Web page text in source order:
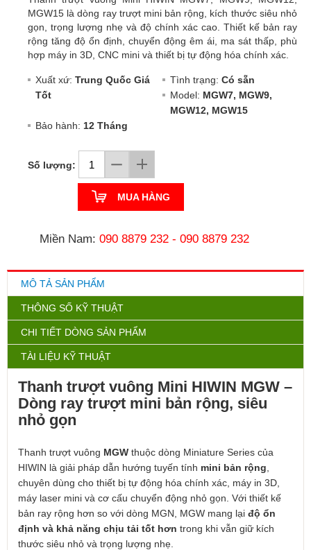
MGW15 là dòng ray trượt mini bản rộng, kích thước siêu nhỏ
gọn, trọng lượng nhẹ và độ chính xác cao. Thiết kế bản ray
rộng tăng độ ổn định, chuyển động êm ái, ma sát thấp, phù
hợp máy in 3D, CNC mini và thiết bị tự động hóa chính xác.
Xuất xứ: Trung Quốc Giá
Tốt
Tình trạng: Có sẵn
Model: MGW7, MGW9,
MGW12, MGW15
Bảo hành: 12 Tháng
Số lượng:
MUA HÀNG
Miền Nam: 090 8879 232 - 090 8879 232
MÔ TẢ SẢN PHẨM
THÔNG SỐ KỸ THUẬT
CHI TIẾT DÒNG SẢN PHẨM
TÀI LIỆU KỸ THUẬT
Thanh trượt vuông Mini HIWIN MGW –
Dòng ray trượt mini bản rộng, siêu
nhỏ gọn
Thanh trượt vuông MGW thuộc dòng Miniature Series của
HIWIN là giải pháp dẫn hướng tuyến tính mini bản rộng
chuyên dùng cho thiết bị tự động hóa chính xác, máy in 3D,
máy laser mini và cơ cấu chuyển động nhỏ gọn. Với thiết kế
bản ray rộng hơn so với dòng MGN, MGW mang lại độ ổn
định và khả năng chịu tải tốt hơn trong khi vẫn giữ kích
thước siêu nhỏ và trọng lượng nhẹ.